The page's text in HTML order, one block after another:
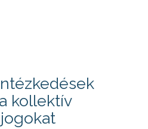
kollektív